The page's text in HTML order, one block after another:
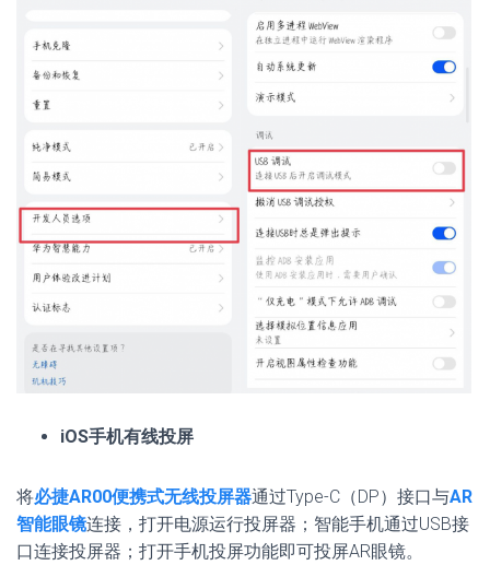
iOS手机有线投屏
将必捷AR00便携式无线投屏器通过Type-C（DP）接口与AR
智能眼镜连接，打开电源运行投屏器；智能手机通过USB接
口连接投屏器；打开手机投屏功能即可投屏AR眼镜。